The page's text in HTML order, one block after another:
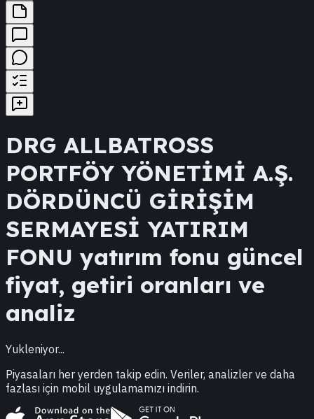
DRG ALLBATROSS
PORTFÖY YÖNETİMİ A.Ş.
DÖRDÜNCÜ GİRİŞİM
SERMAYESİ YATIRIM
FONU yatırım fonu güncel
fiyat, getiri oranları ve
analiz
Yukleniyor...
Piyasaları her yerden takip edin. Veriler, analizler ve daha
fazlası için mobil uygulamamızı indirin.